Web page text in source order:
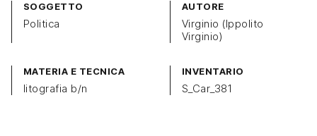
SOGGETTO
Politica
AUTORE
Virginio (Ippolito
Virginio)
MATERIA E TECNICA
litografia b/n
INVENTARIO
S_Car_381